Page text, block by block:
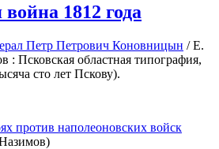
1812 года
Петр Петрович Коновницын / Е.
: Псковская областная типография,
сто лет Пскову).
против наполеоновских войск